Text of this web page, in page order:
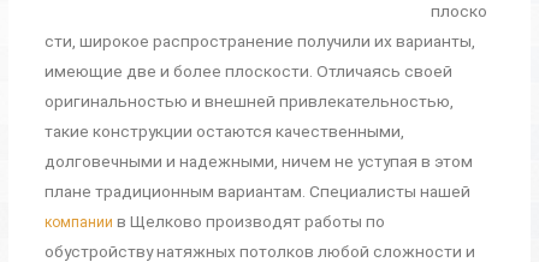
плоско
сти, широкое распространение получили их варианты,
имеющие две и более плоскости. Отличаясь своей
оригинальностью и внешней привлекательностью,
такие конструкции остаются качественными,
долговечными и надежными, ничем не уступая в этом
плане традиционным вариантам. Специалисты нашей
компании в Щелково производят работы по
обустройству натяжных потолков любой сложности и